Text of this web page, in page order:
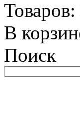
В
Поиск